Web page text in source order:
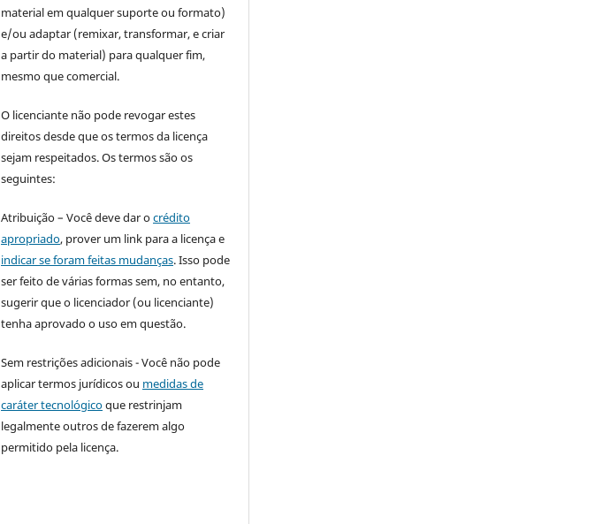
material em qualquer suporte ou formato)
e/ou adaptar (remixar, transformar, e criar
a partir do material) para qualquer fim,
mesmo que comercial.
O licenciante não pode revogar estes
direitos desde que os termos da licença
sejam respeitados. Os termos são os
seguintes:
Atribuição – Você deve dar ocrédito
apropriado, prover um link para a licença e
indicar se foram feitas mudanças. Isso pode
ser feito de várias formas sem, no entanto,
sugerir que o licenciador (ou licenciante)
tenha aprovado o uso em questão.
Sem restrições adicionais - Você não pode
aplicar termos jurídicos ou medidas de
caráter tecnológicoque restrinjam
legalmente outros de fazerem algo
permitido pela licença.